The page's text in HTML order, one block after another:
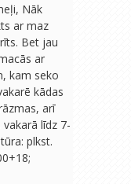
Nāk
ar maz
Bet jau
ar
kam seko
kādas
arī
līdz 7-
plkst.